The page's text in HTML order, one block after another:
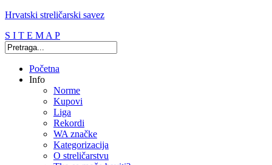
Hrvatski streličarski savez
S I T E M A P
Početna
Info
Norme
Kupovi
Liga
Rekordi
WA značke
Kategorizacija
O streličarstvu